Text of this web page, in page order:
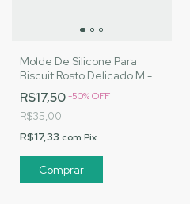
Molde De Silicone Para
Biscuit Rosto Delicado M -
MJ Artesanatos |Cód. 3098
R$17,50-50%OFF
R$35,00
R$17,33 com Pix